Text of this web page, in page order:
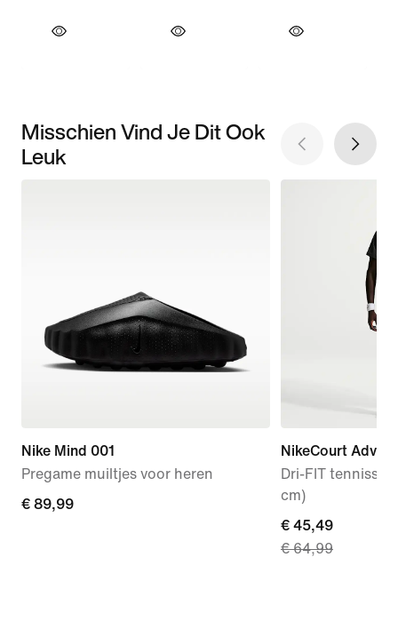
Misschien Vind Je Dit Ook
Leuk
Nike Mind 001
Pregame muiltjes voor heren
€ 89,99
€ 89,99
NikeCourt
Dri-FIT
cm)
current
price
€ 45,49
€ 64,99